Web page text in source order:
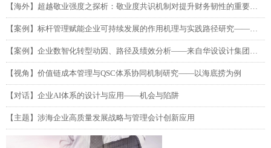
【海外】超越敬业强度之探析：敬业度共识机制对提升财务韧性的重要性（第二部分）
【案例】标杆管理赋能企业可持续发展的作用机理与实践路径研究——以吉利汽车为例
【案例】企业数智化转型动因、路径及绩效分析——来自华设设计集团的单案例研究
【视角】价值链成本管理与QSC体系协同机制研究——以海底捞为例
【对话】企业AI体系的设计与应用——机会与陷阱
【主题】涉海企业高质量发展战略与管理会计创新应用